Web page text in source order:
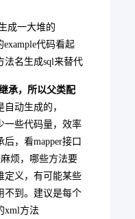
成一大堆的
example代码看起
法名生成sql来替代
承，所以父类配
动生成的，
一些代码量，效率
，看mapper接口
烦，哪些方法要
定义，有可能某些
不到。建议是每个
xml方法